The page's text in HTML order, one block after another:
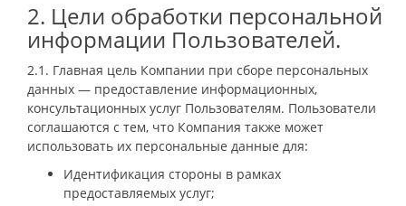
2. Цели обработки персональной
информации Пользователей.
2.1. Главная цель Компании при сборе персональных
данных — предоставление информационных,
консультационных услуг Пользователям. Пользователи
соглашаются с тем, что Компания также может
использовать их персональные данные для:
Идентификация стороны в рамках
предоставляемых услуг;